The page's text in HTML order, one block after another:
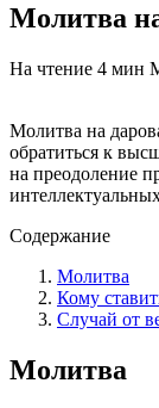
Молитва
На чтение 4 мин
Молитва на
обратиться к
на преодоление
Содержание
Молитва
Кому
Случай от
Молитва